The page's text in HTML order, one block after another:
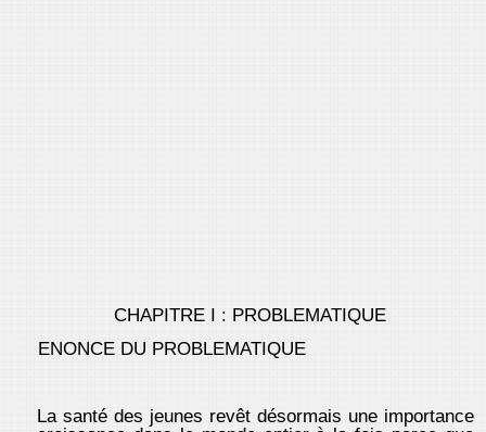
CHAPITRE I : PROBLEMATIQUE
ENONCE DU PROBLEMATIQUE
La santé des jeunes revêt désormais une importance